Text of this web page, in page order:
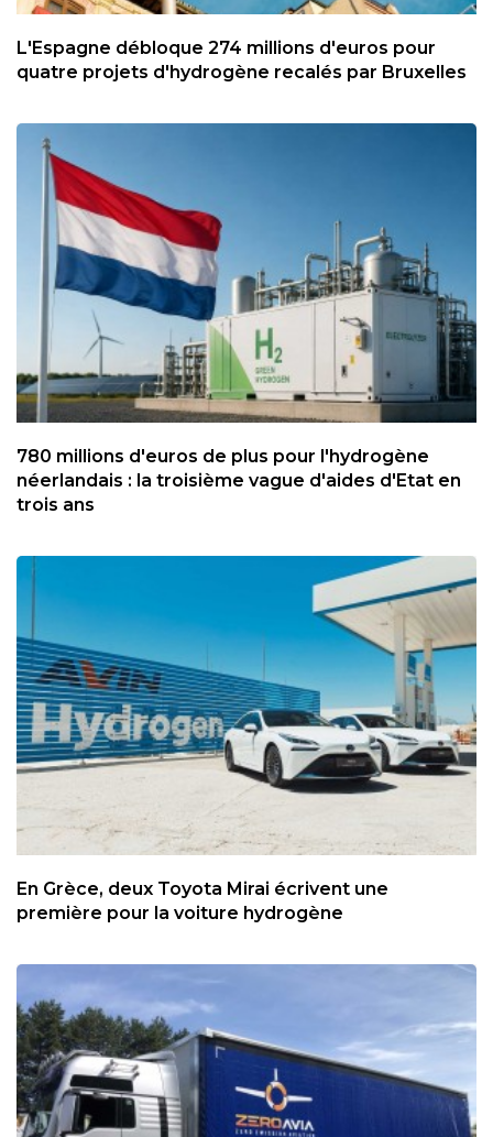
L'Espagne débloque 274 millions d'euros pour
quatre projets d'hydrogène recalés par Bruxelles
780 millions d'euros de plus pour l'hydrogène
néerlandais : la troisième vague d'aides d'Etat en
trois ans
En Grèce, deux Toyota Mirai écrivent une
première pour la voiture hydrogène